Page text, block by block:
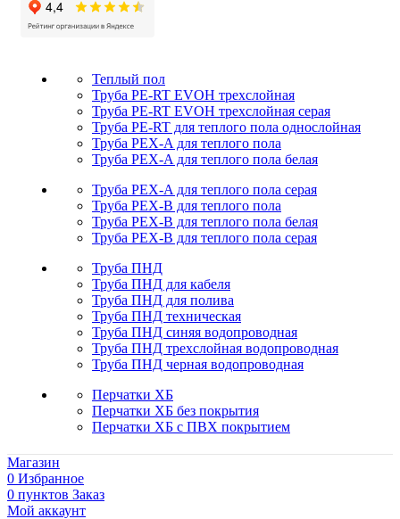
Теплый пол
Труба PE-RT EVOH трехслойная
Труба PE-RT EVOH трехслойная серая
Труба PE-RT для теплого пола однослойная
Труба PEX-A для теплого пола
Труба PEX-A для теплого пола белая
Труба PEX-A для теплого пола серая
Труба PEX-B для теплого пола
Труба PEX-B для теплого пола белая
Труба PEX-B для теплого пола серая
Труба ПНД
Труба ПНД для кабеля
Труба ПНД для полива
Труба ПНД техническая
Труба ПНД синяя водопроводная
Труба ПНД трехслойная водопроводная
Труба ПНД черная водопроводная
Перчатки ХБ
Перчатки ХБ без покрытия
Перчатки ХБ с ПВХ покрытием
Магазин
0 Избранное
0 пунктов Заказ
Мой аккаунт